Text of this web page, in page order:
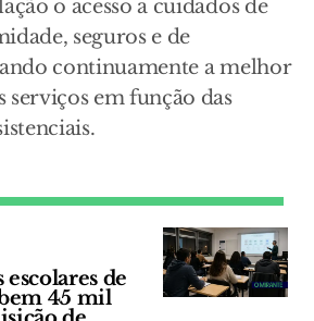
o acesso a cuidados de
seguros e de
continuamente a melhor
serviços em função das
de
45 mil